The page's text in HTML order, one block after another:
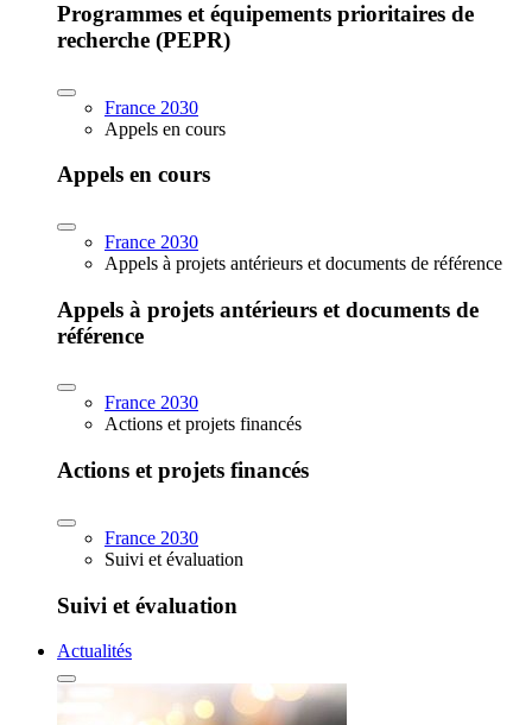
Programmes et équipements prioritaires de
recherche (PEPR)
France 2030
Appels en cours
Appels en cours
France 2030
Appels à projets antérieurs et documents de référence
Appels à projets antérieurs et documents de
référence
France 2030
Actions et projets financés
Actions et projets financés
France 2030
Suivi et évaluation
Suivi et évaluation
Actualités